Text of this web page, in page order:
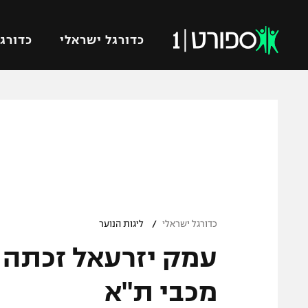
כדורגל ישראלי
ברחבה
"מעל הליגה" – פודקאסט
"מחצית בשכונה" – פודקאסט
מכבי
כדורגל ישראלי / ליגות הנוער
מכבי ת"א